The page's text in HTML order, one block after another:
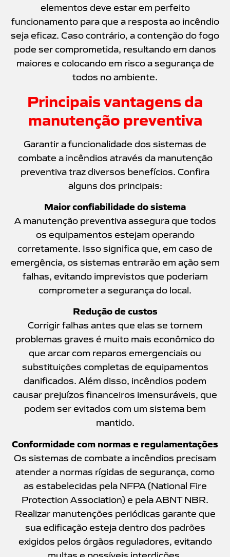
elementos deve estar em perfeito
funcionamento para que a resposta ao incêndio
seja eficaz. Caso contrário, a contenção do fogo
pode ser comprometida, resultando em danos
maiores e colocando em risco a segurança de
todos no ambiente.
Principais vantagens da
manutenção preventiva
Garantir a funcionalidade dos sistemas de
combate a incêndios através da manutenção
preventiva traz diversos benefícios. Confira
alguns dos principais:
Maior confiabilidade do sistema
A manutenção preventiva assegura que todos
os equipamentos estejam operando
corretamente. Isso significa que, em caso de
emergência, os sistemas entrarão em ação sem
falhas, evitando imprevistos que poderiam
comprometer a segurança do local.
Redução de custos
Corrigir falhas antes que elas se tornem
problemas graves é muito mais econômico do
que arcar com reparos emergenciais ou
substituições completas de equipamentos
danificados. Além disso, incêndios podem
causar prejuízos financeiros imensuráveis, que
podem ser evitados com um sistema bem
mantido.
Conformidade com normas e regulamentações
Os sistemas de combate a incêndios precisam
atender a normas rígidas de segurança, como
as estabelecidas pela NFPA (National Fire
Protection Association) e pela ABNT NBR.
Realizar manutenções periódicas garante que
sua edificação esteja dentro dos padrões
exigidos pelos órgãos reguladores, evitando
multas e possíveis interdições.